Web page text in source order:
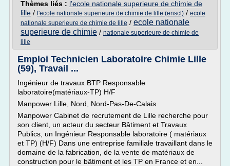
Thèmes liés : l'ecole nationale superieure de chimie de
lille / l'ecole nationale superieure de chimie de lille (enscl) / ecole
nationale superieure de chimie de lille / ecole nationale
superieure de chimie / nationale superieure de chimie de
lille
Emploi Technicien Laboratoire Chimie Lille
(59), Travail ...
Ingénieur de travaux BTP Responsable
laboratoire(matériaux-TP) H/F
Manpower Lille, Nord, Nord-Pas-De-Calais
Manpower Cabinet de recrutement de Lille recherche pour
son client, un acteur du secteur Bâtiment et Travaux
Publics, un Ingénieur Responsable laboratoire ( matériaux
et TP) (H/F) Dans une entreprise familiale travaillant dans le
domaine de la fabrication, de la vente de matériaux de
construction pour le bâtiment et les TP en France et en...